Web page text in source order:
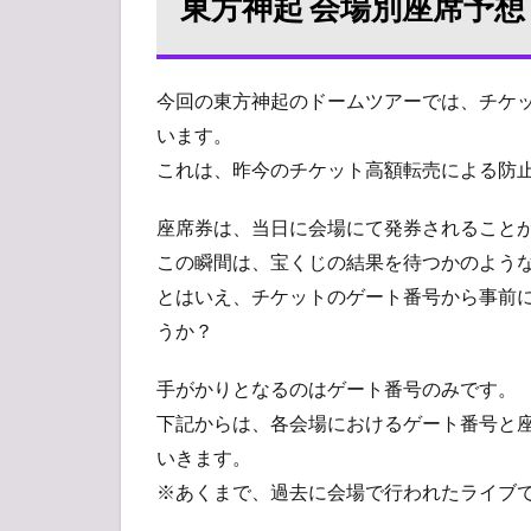
今回の東方神起のドームツアーでは、チケ
います。
これは、昨今のチケット高額転売による防
座席券は、当日に会場にて発券されること
この瞬間は、宝くじの結果を待つかのよう
とはいえ、チケットのゲート番号から事
うか？
手がかりとなるのはゲート番号のみです。
下記からは、各会場におけるゲート番号と
いきます。
※あくまで、過去に会場で行われたライブ